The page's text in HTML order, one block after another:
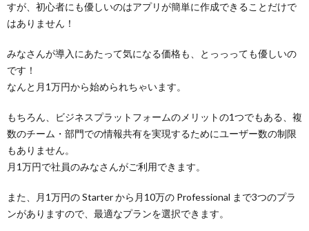
すが、初心者にも優しいのはアプリが簡単に作成できることだけで
はありません！
みなさんが導入にあたって気になる価格も、とっっっても優しいの
です！
なんと月1万円から始められちゃいます。
もちろん、ビジネスプラットフォームのメリットの1つでもある、複
数のチーム・部門での情報共有を実現するためにユーザー数の制限
もありません。
月1万円で社員のみなさんがご利用できます。
また、月1万円の Starter から月10万の Professional まで3つのプラ
ンがありますので、最適なプランを選択できます。